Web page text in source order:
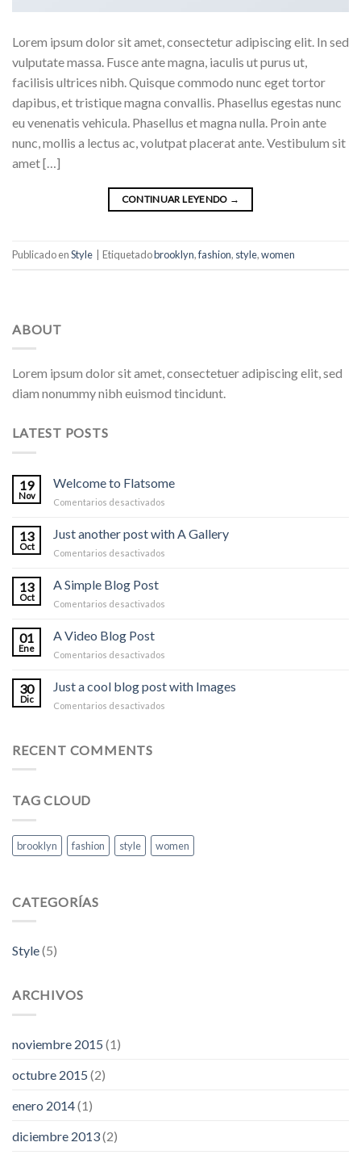
Lorem ipsum dolor sit amet, consectetur adipiscing elit. In sed
vulputate massa. Fusce ante magna, iaculis ut purus ut,
facilisis ultrices nibh. Quisque commodo nunc eget tortor
dapibus, et tristique magna convallis. Phasellus egestas nunc
eu venenatis vehicula. Phasellus et magna nulla. Proin ante
nunc, mollis a lectus ac, volutpat placerat ante. Vestibulum sit
amet […]
CONTINUAR LEYENDO →
Publicado enStyle Etiquetadobrooklyn,fashion, style,women
ABOUT
Lorem ipsum dolor sit amet, consectetuer adipiscing elit, sed
diam nonummy nibh euismod tincidunt.
LATEST POSTS
19
Nov
Welcome to Flatsome
Comentarios desactivados
to
Flatsome
13
Oct
Just another post with A Gallery
Comentarios desactivados
13
Oct
A Simple Blog Post
Comentarios desactivados
01
Ene
A Video Blog Post
Comentarios desactivados
Video
Blog
30
Dic
Just a cool blog post with Images
Comentarios desactivados
RECENT COMMENTS
TAG CLOUD
brooklyn fashion style women
CATEGORÍAS
Style(5)
ARCHIVOS
noviembre 2015 (1)
octubre 2015 (2)
enero 2014(1)
diciembre 2013(2)